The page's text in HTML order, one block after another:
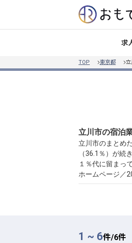
求
TOP 東京都
立川市の宿泊
立川市のまとめ
（36.1％）が
１％代に留まっ
ホームページ／
1 ~ 6件/6件